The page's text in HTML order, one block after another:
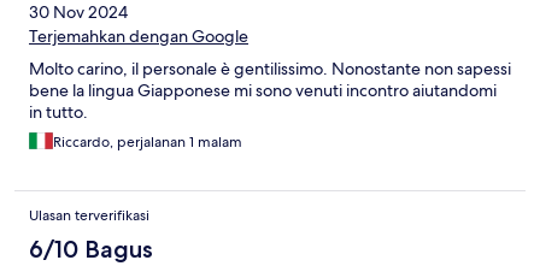
30 Nov 2024
Terjemahkan dengan Google
Molto carino, il personale è gentilissimo. Nonostante non sapessi
bene la lingua Giapponese mi sono venuti incontro aiutandomi
in tutto.
Riccardo, perjalanan 1 malam
Ulasan terverifikasi
6/10 Bagus